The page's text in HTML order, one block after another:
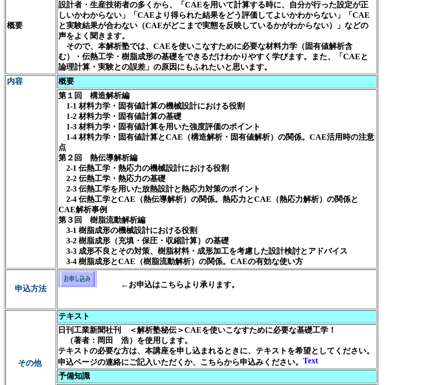
概要
設計者・生産技術者の多くから、「CAEを用いて計算する時に、自分が行った設定が正
しいかわからない」「CAEより得られた結果をどう評価してよいかわからない」「CAE
と実験結果が合わない（CAEがどこまで実態を反映しているかがわからない）」などの
声をよく聞きます。
そので、本解析塾では、CAEを使いこなすために必要な材料力学（固有値解析含
む）・伝熱工学・樹脂成形の基礎をできるだけわかりやすく学びます。また、「CAEと
論理計算・実験との誤差」の原因にもふれたいと思います。
内容
概要
第１回 構造解析編
1-1 材料力学・固有値計算の機械設計における役割
1-2 材料力学・固有値計算の基礎
1-3 材料力学・固有値計算を用いた強度評価のポイント
1-4 材料力学・固有値計算とCAE（構造解析・固有値解析）の関係。CAE活用時の注意
点
第２回 熱伝導解析編
2-1 伝熱工学・熱応力の機械設計における役割
2-2 伝熱工学・熱応力の基礎
2-3 伝熱工学を用いた放熱設計と熱応力対策のポイント
2-4 伝熱工学とCAE（熱伝導解析）の関係。熱応力とCAE（熱応力解析）の関係と
CAE解析事例
第３回 樹脂流動解析編
3-1 樹脂成形の機械設計における役割
3-2 樹脂成形（充填・保圧・収縮計算）の基礎
3-3 成形不良とその対策、樹脂材料・成形加工を考慮した設計検討とアドバイス
3-4 樹脂成形とCAE（樹脂流動解析）の関係。CAEの有効な使い方
申込方法 ←お申込はこちらより承ります。
その他
テキスト
日刊工業新聞社刊 ＜解析塾秘伝＞CAEを使いこなすために必要な基礎工学！
（著者：岡田 浩）を使用します。
テキストの必要な方は、本講座を申し込まれるときに、テキストを希望としてください。
申込ページの連絡にご記入いただくか、こちらから申込みください。
予備知識